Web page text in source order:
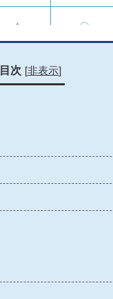
△ 〇
×
〇 〇
次 [非表示]